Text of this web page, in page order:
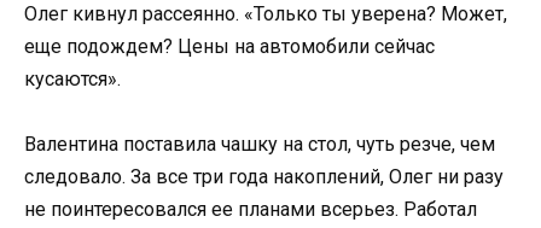
Олег кивнул рассеянно. «Только ты уверена? Может,
еще подождем? Цены на автомобили сейчас
кусаются».
Валентина поставила чашку на стол, чуть резче, чем
следовало. За все три года накоплений, Олег ни разу
не поинтересовался ее планами всерьез. Работал